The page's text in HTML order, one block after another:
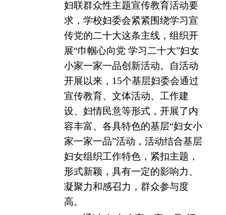
妇联群众性主题宣传教育活动要
求，学校妇委会紧紧围绕学习宣
传党的二十大这条主线，组织开
展“巾帼心向党 学习二十大”妇女
小家一家一品创新活动。自活动
开展以来， 15个基层妇委会通过
宣传教育、文体活动、工作建
设、妇情民意等形式，开展了内
容丰富、各具特色的基层“妇女小
家一家一品”活动，活动结合基层
妇女组织工作特色，紧扣主题，
形式新颖，具有一定的影响力、
凝聚力和感召力，群众参与度
高。